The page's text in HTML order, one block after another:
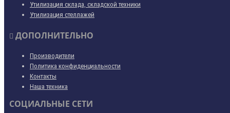
Утилизация склада, складской техники
Утилизация стеллажей
ДОПОЛНИТЕЛЬНО
Производители
Политика конфиденциальности
Контакты
Наша техника
СОЦИАЛЬНЫЕ СЕТИ